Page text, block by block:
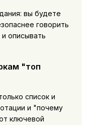
вы будете
говорить
описывать
"топ
список и
и "почему
ключевой